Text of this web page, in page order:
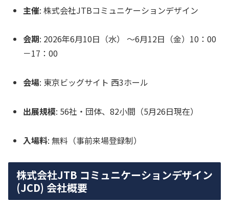
主催: 株式会社JTBコミュニケーションデザイン
会期: 2026年6月10日（水） ～6月12日（金）10：00
－17：00
会場: 東京ビッグサイト 西3ホール
出展規模: 56社・団体、82小間（5月26日現在）
入場料: 無料（事前来場登録制）
株式会社JTB コミュニケーションデザイン
(JCD) 会社概要